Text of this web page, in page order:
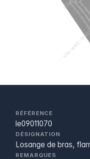
RÉFÉRENCE
le09011070
DÉSIGNATION
Losange de bras,
REMARQUES